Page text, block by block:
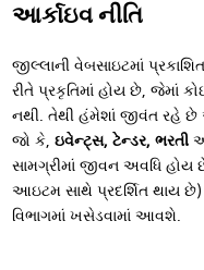
આર્કાઇવ નીતિ
જીલ્લાની વેબસાઇટમાં
રીતે પ્રકૃતિમાં હોય છે, જેમાં
નથી. તેથી હંમેશાં જીવંત રહે
જો કે,ઇવેન્ટ્સ, ટેન્ડર, ભરતી
સામગ્રીમાં જીવન અવધિ
આઇટમ સાથે પ્રદર્શિત થાય
વિભાગમાં ખસેડવામાં આવશે.